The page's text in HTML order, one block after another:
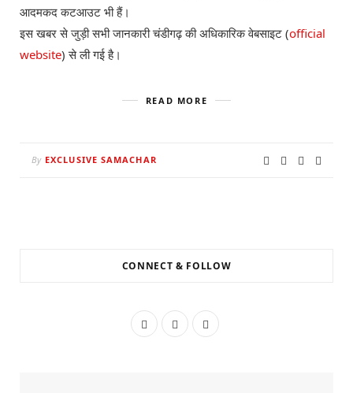
आदमकद कटआउट भी हैं।
इस खबर से जुड़ी सभी जानकारी चंडीगढ़ की अधिकारिक वेबसाइट (official
website) से ली गई है।
READ MORE
By EXCLUSIVE SAMACHAR
CONNECT & FOLLOW
F
T
I